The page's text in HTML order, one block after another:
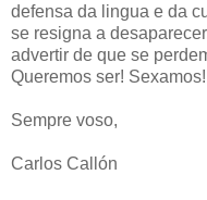
defensa da lingua e da
se resigna a
advertir de que se
Queremos ser! Sexamos!
Sempre voso,
Carlos Callón